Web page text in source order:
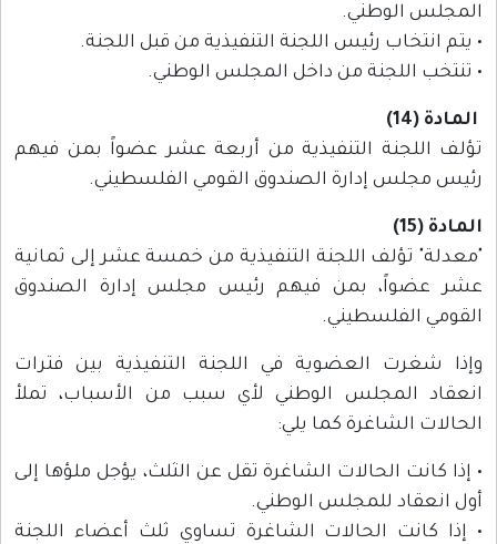
المجلس الوطني.
• يتم انتخاب رئيس اللجنة التنفيذية من قبل اللجنة.
• تنتخب اللجنة من داخل المجلس الوطني.
المادة (14)
تؤلف اللجنة التنفيذية من أربعة عشر عضواً بمن فيهم
رئيس مجلس إدارة الصندوق القومي الفلسطيني.
المادة (15)
"معدلة" تؤلف اللجنة التنفيذية من خمسة عشر إلى ثمانية
عشر عضواً، بمن فيهم رئيس مجلس إدارة الصندوق
القومي الفلسطيني.
وإذا شغرت العضوية في اللجنة التنفيذية بين فترات
انعقاد المجلس الوطني لأي سبب من الأسباب، تملأ
الحالات الشاغرة كما يلي:
• إذا كانت الحالات الشاغرة تقل عن الثلث، يؤجل ملؤها إلى
أول انعقاد للمجلس الوطني.
• إذا كانت الحالات الشاغرة تساوي ثلث أعضاء اللجنة